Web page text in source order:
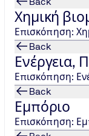
Χημική
Επισκόπηση:
Back
Ενέργεια,
Επισκόπηση:
Back
Εμπόριο
Επισκόπηση:
σύγχρονη
ο κ.
TÜV
της
δυναμικό,